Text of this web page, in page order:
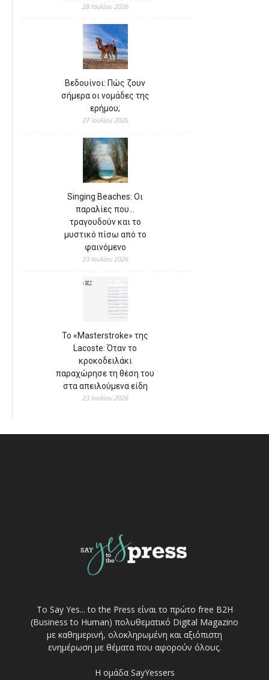
28 Ιουλίου 2026
Βεδουίνοι: Πώς ζουν
σήμερα οι νομάδες της
ερήμου;
27 Ιουλίου 2026
Singing Beaches: Οι
παραλίες που…
τραγουδούν και το
μυστικό πίσω από το
φαινόμενο
23 Ιουλίου 2026
Το «Masterstroke» της
Lacoste: Όταν το
κροκοδειλάκι
παραχώρησε τη θέση του
στα απειλούμενα είδη
23 Ιουλίου 2026
Το Say Yes... to the Press είναι το πρώτο free Β2Η
(Business to Human) πολυθεματικό Digital Magazino
με καθημερινή, ολοκληρωμένη και αξιόπιστη
ενημέρωση με θέματα που αφορούν όλους.
Η ομάδα SayYessers